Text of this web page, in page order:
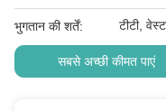
भुगतान की शर्तें: टीटी,
सबसे अच्छी कीमत पाएं